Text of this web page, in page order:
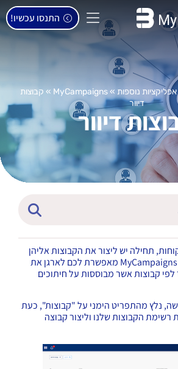
התנסו עכשיו!
אפליקציות נוספות »
MyCampaigns
» קבוצות
דיוור
דיוור
תחילה יש ליצור את הקבוצות אליהן
ישלח הדיוור. מערכת MyCampaigns מאפשרת לכם לארגן את
קבוצות אשר מבוססות על חיתוכים
נלץ מהתפריט הימני על "קבוצות", כעת
רשימת הקבוצות שלנו וליצור קבוצה